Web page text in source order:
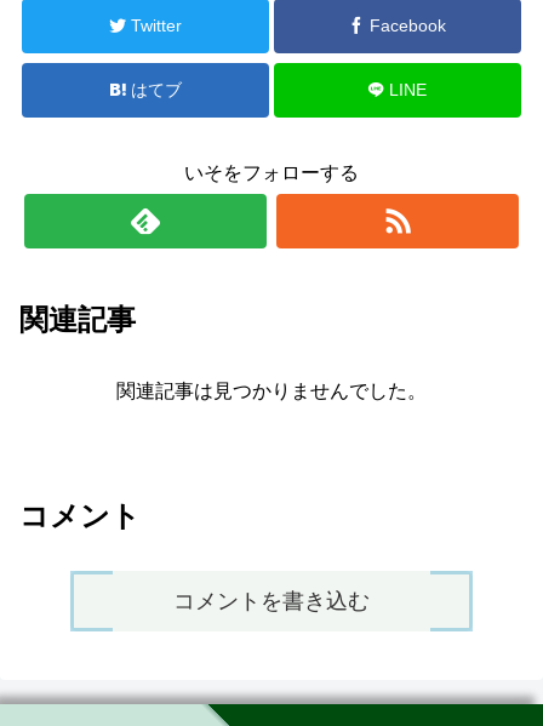
Twitter Facebook
はてブ LINE
いそをフォローする
関連記事
関連記事は見つかりませんでした。
コメント
コメントを書き込む